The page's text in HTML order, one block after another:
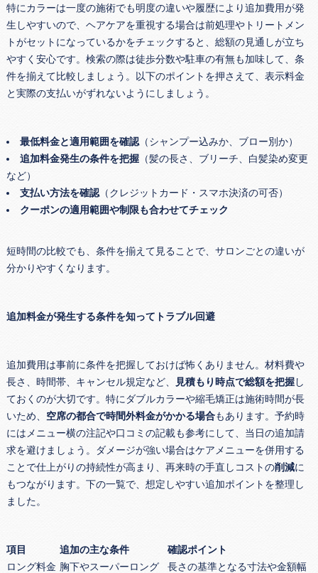
特にカラーは一度の施術でも明度の違いや履歴により追加費用が発
生しやすいので、ヘアケアを重視する場合は前処理やトリートメン
トがセットになっているかをチェックすると、総額の見通しが立ち
やすく安心です。検索の際は徒歩分数や駐車の有無も加味して、条
件を揃えて比較しましょう。以下のポイントを押さえて、表示料金
と実際の支払いがずれないようにしましょう。
最低料金と適用範囲を確認（シャンプー込みか、ブロー別か）
追加料金発生の条件を把握（髪の長さ、ブリーチ、白髪染め変更
など）
支払い方法を確認（クレジットカード・スマホ決済の可否）
クーポンの適用範囲や制限も合わせてチェック
短時間の比較でも、条件を揃えて見ることで、サロンごとの違いが
分かりやすくなります。
追加料金が発生する条件を知ってトラブル回避
追加費用は事前に条件を把握しておけば怖くありません。材料費や
長さ、時間帯、キャンセル規定など、
見積もり時点で総額を把握し
ておくのが大切です。特にダブルカラーや縮毛矯正は施術時間が長
いため、 空席の都合で時間外料金がかかる場合もあります。予約時
にはメニュー横の注記や口コミの記載も参考にして、当日の追加請
求を避けましょう。ダメージが強い場合はケアメニューを併用する
ことで仕上がりの持続性が高まり、再来時の手直しコストの削減に
もつながります。下の一覧で、想定しやすい追加ポイントを整理し
ました。
項目 追加の主な条件
確認ポイント
ロング料金 胸下やスーパーロング
長さの基準となる寸法や金額幅